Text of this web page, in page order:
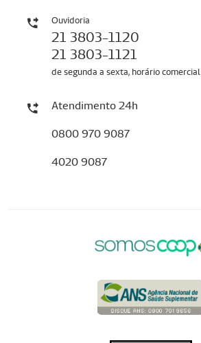
Ouvidoria
21 3803-1120
21 3803-1121
de segunda a sexta, horário comercial
Atendimento 24h
0800 970 9087
4020 9087